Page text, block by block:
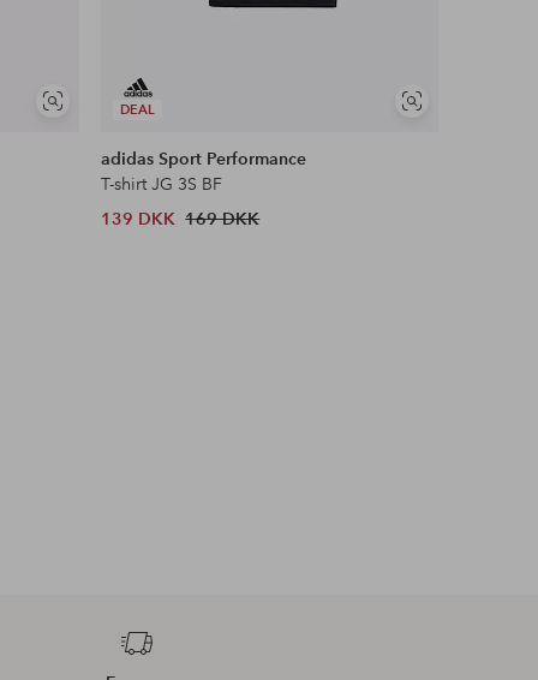
Se
DEAL
Se
adidas Sport Performance
T-shirt JG 3S BF
139 DKK 169 DKK